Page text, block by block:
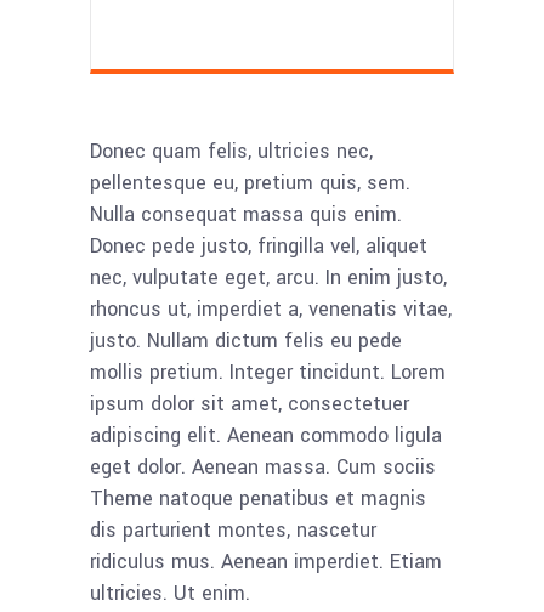
Donec quam felis, ultricies nec,
pellentesque eu, pretium quis, sem.
Nulla consequat massa quis enim.
Donec pede justo, fringilla vel, aliquet
nec, vulputate eget, arcu. In enim justo,
rhoncus ut, imperdiet a, venenatis vitae,
justo. Nullam dictum felis eu pede
mollis pretium. Integer tincidunt. Lorem
ipsum dolor sit amet, consectetuer
adipiscing elit. Aenean commodo ligula
eget dolor. Aenean massa. Cum sociis
Theme natoque penatibus et magnis
dis parturient montes, nascetur
ridiculus mus. Aenean imperdiet. Etiam
ultricies. Ut enim.